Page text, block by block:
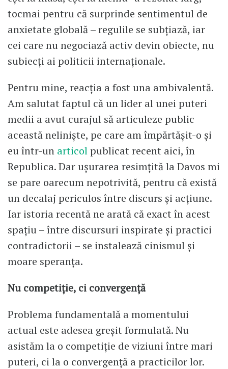
tocmai pentru că surprinde sentimentul de
anxietate globală – regulile se subțiază, iar
cei care nu negociază activ devin obiecte, nu
subiecți ai politicii internaționale.
Pentru mine, reacția a fost una ambivalentă.
Am salutat faptul că un lider al unei puteri
medii a avut curajul să articuleze public
această neliniște, pe care am împărtăşit-o şi
eu într-un articolpublicat recent aici, în
Republica. Dar ușurarea resimțită la Davos mi
se pare oarecum nepotrivită, pentru că există
un decalaj periculos între discurs și acțiune.
Iar istoria recentă ne arată că exact în acest
spațiu – între discursuri inspirate și practici
contradictorii – se instalează cinismul și
moare speranța.
Nu competiție, ci convergență
Problema fundamentală a momentului
actual este adesea greșit formulată. Nu
asistăm la o competiție de viziuni între mari
puteri, ci la o convergență a practicilor lor.